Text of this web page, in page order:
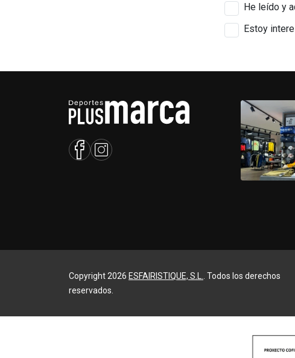
He leído y
Estoy
Copyright 2026 ESFAIRISTIQUE, S.L.
. Todos los derechos
reservados.